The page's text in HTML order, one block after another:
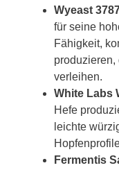
Wyeast
für seine
Fähigkeit,
produzieren,
verleihen.
White Labs
Hefe
leichte
Fermentis